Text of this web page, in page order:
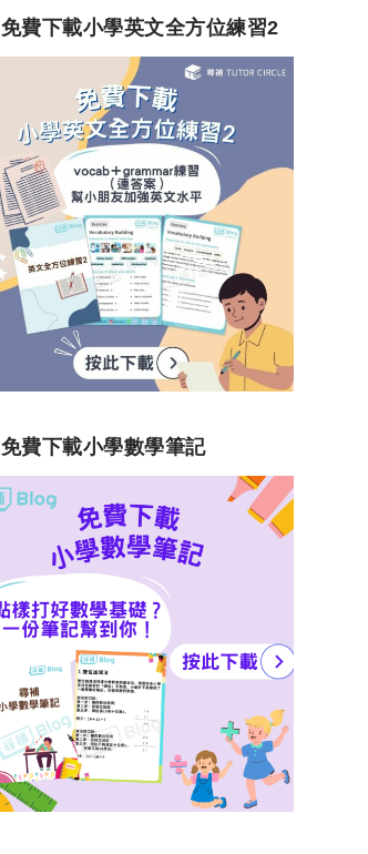
免費下載小學英文全方位練習2
免費下載小學數學筆記